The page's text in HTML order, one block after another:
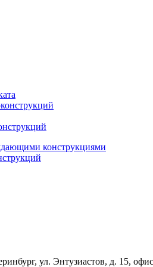
конструкциями
ул. Энтузиастов, д. 15,